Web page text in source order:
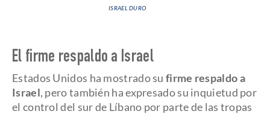
ISRAEL DURO
El firme respaldo a Israel
Estados Unidos ha mostrado su firme respaldo a
Israel, pero también ha expresado su inquietud por
el control del sur de Líbano por parte de las tropas